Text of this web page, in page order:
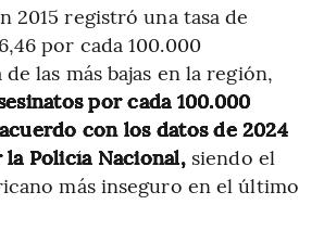
2015 registró una tasa de
por cada 100.000
las más bajas en la región,
por cada 100.000
con los datos de 2024
Policía Nacional, siendo el
más inseguro en el último